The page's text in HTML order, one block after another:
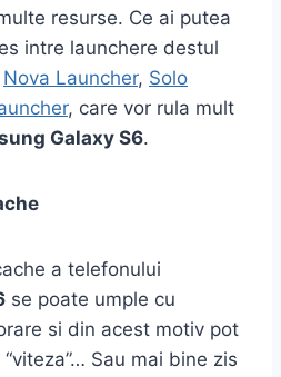
resurse. Ce ai putea
intre launchere destul
Nova Launcher, Solo
, care vor rula mult
Galaxy S6.
a telefonului
se poate umple cu
si din acest motiv pot
Sau mai bine zis